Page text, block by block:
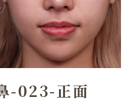
-023-正面